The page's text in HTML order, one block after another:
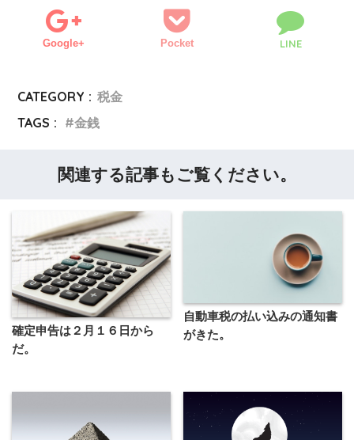
Google+ Pocket LINE
CATEGORY : 税金
TAGS :
金銭
関連する記事もご覧ください。
確定申告は２月１６日から
だ。
自動車税の払い込みの通知書
がきた。